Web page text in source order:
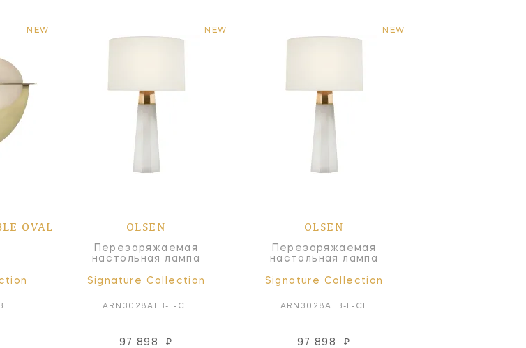
NEW
OVAL
NEW
OLSEN
Перезаряжаемая
настольная лампа
Signature Collection
ARN3028ALB-L-CL
97 898 ₽
NEW
OLSEN
Перезаряжаемая
настольная лампа
Signature Collection
ARN3028ALB-L-CL
97 898 ₽